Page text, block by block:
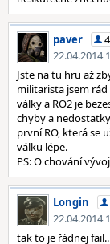
paver
22.04.2014
Jste na tu hru až
militarista jsem
války a RO2 je
chyby a
první RO, která se
válku lépe.
PS: O chování
Longin
22.04.2014
tak to je řádnej